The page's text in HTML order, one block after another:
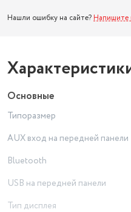
Нашли ошибку на сайте? Напишите
Основные
Типоразмер
AUX вход на передней панели
Bluetooth
USB на передней панели
Тип дисплея